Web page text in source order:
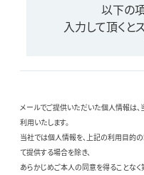
以下の
入力して頂くと
メールでご提供いただいた個人情報は
利用いたします。
当社では個人情報を、上記の利用目的
て提供する場合を除き、
あらかじめご本人の同意を得ることな